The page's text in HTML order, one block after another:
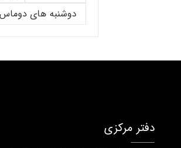
دوشنبه های دوماس
دفتر مرکزی